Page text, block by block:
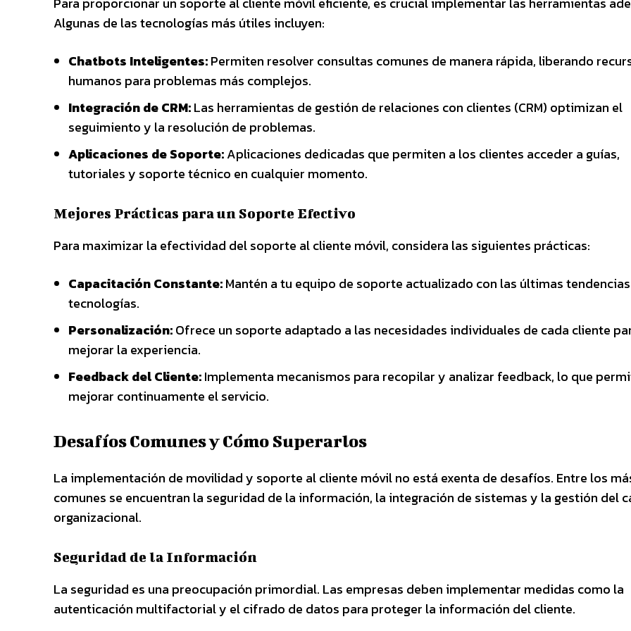
Algunas de las tecnologías más útiles incluyen:
Chatbots Inteligentes:Permiten resolver consultas comunes de manera rápida, liberando
humanos para problemas más complejos.
Integración de CRM:Las herramientas de gestión de relaciones con clientes (CRM) optimizan el
seguimiento y la resolución de problemas.
Aplicaciones de Soporte:Aplicaciones dedicadas que permiten a los clientes acceder a guías,
tutoriales y soporte técnico en cualquier momento.
Mejores Prácticas para un Soporte Efectivo
Para maximizar la efectividad del soporte al cliente móvil, considera las siguientes prácticas:
Capacitación Constante:Mantén a tu equipo de soporte actualizado con las últimas
tecnologías.
Personalización:Ofrece un soporte adaptado a las necesidades individuales de cada cliente
mejorar la experiencia.
Feedback del Cliente:Implementa mecanismos para recopilar y analizar feedback, lo que
mejorar continuamente el servicio.
Desafíos Comunes y Cómo Superarlos
La implementación de movilidad y soporte al cliente móvil no está exenta de desafíos. Entre los
comunes se encuentran la seguridad de la información, la integración de sistemas y la gestión del
organizacional.
Seguridad de la Información
La seguridad es una preocupación primordial. Las empresas deben implementar medidas como la
autenticación multifactorial y el cifrado de datos para proteger la información del cliente.